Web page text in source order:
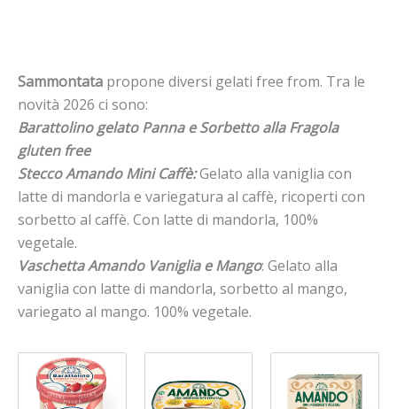
Sammontata propone diversi gelati free from. Tra le
novità 2026 ci sono:
Barattolino gelato Panna e Sorbetto alla Fragola
gluten free
Stecco Amando Mini Caffè:Gelato alla vaniglia con
latte di mandorla e variegatura al caffè, ricoperti con
sorbetto al caffè. Con latte di mandorla, 100%
vegetale.
Vaschetta Amando Vaniglia e Mango: Gelato alla
vaniglia con latte di mandorla, sorbetto al mango,
variegato al mango. 100% vegetale.